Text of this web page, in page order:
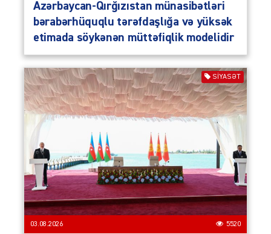
Azərbaycan-Qırğızıstan münasibətləri
bərabərhüquqlu tərəfdaşlığa və yüksək
etimada söykənən müttəfiqlik modelidir
SIYASƏT
03.08.2026 5520